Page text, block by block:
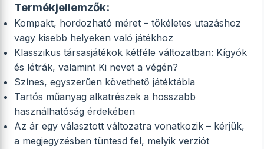
Termékjellemzők:
Kompakt, hordozható méret – tökéletes utazáshoz
vagy kisebb helyeken való játékhoz
Klasszikus társasjátékok kétféle változatban: Kígyók
és létrák, valamint Ki nevet a végén?
Színes, egyszerűen követhető játéktábla
Tartós műanyag alkatrészek a hosszabb
használhatóság érdekében
Az ár egy választott változatra vonatkozik – kérjük,
a megjegyzésben tüntesd fel, melyik verziót